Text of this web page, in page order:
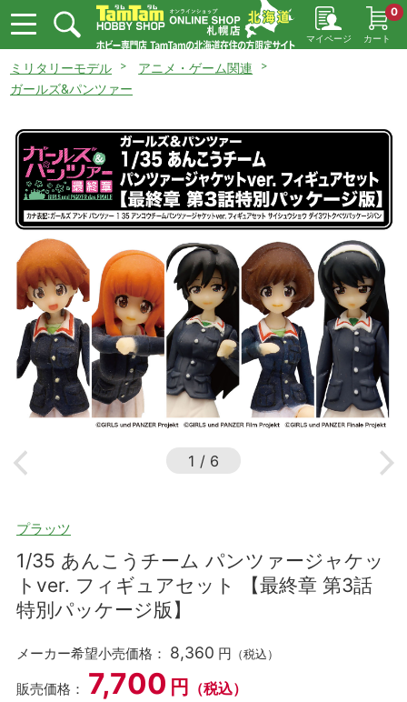
マイページ カート
0
ミリタリーモデル
アニメ・ゲーム関連
ガールズ&パンツァー
1 / 6
プラッツ
1/35 あんこうチーム パンツァージャケッ
トver. フィギュアセット 【最終章 第3話
特別パッケージ版】
メーカー希望小売価格： 8,360 円 （税込）
販売価格： 7,700 円 （税込）